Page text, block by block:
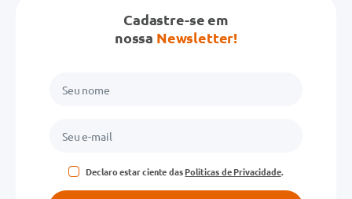
Cadastre-se em
nossa Newsletter!
Declaro estar ciente dasPolíticas de Privacidade.